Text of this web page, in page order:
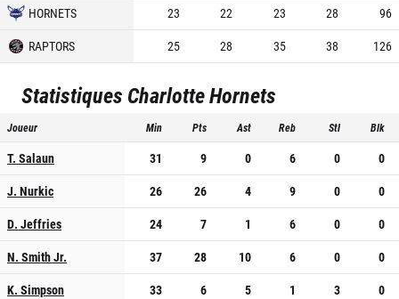
HORNETS 23 22 23 28
96
RAPTORS
25 28 35 38 126
Statistiques Charlotte Hornets
Joueur Min Pts Ast Reb Stl Blk
T. Salaun 31 9 0 6 0
0
J. Nurkic
26 26 4 9 0
0
D. Jeffries
24 7 1 6 0
0
N. Smith Jr.
37 28 10 6 0
0
K. Simpson
33 6 5 1 3
0